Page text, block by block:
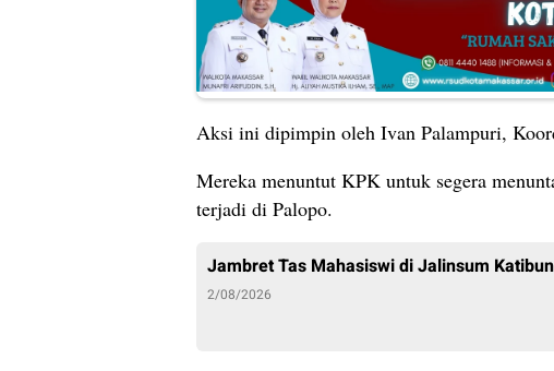
Aksi ini dipimpin oleh Ivan Palampuri,
Mereka menuntut KPK untuk segera
terjadi di Palopo.
Jambret Tas Mahasiswi di Jalinsum
2/08/2026